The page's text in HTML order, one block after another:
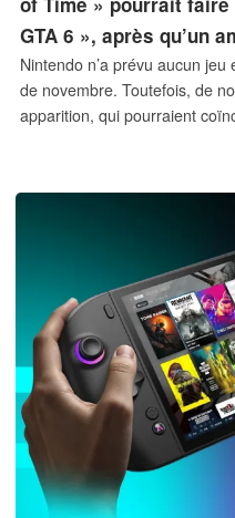
GTA 6 », après qu’un
Nintendo n’a prévu aucun
de novembre. Toutefois, de
apparition, qui pourraient
remake de *The Legend of
figurines, le titre *Zelda*